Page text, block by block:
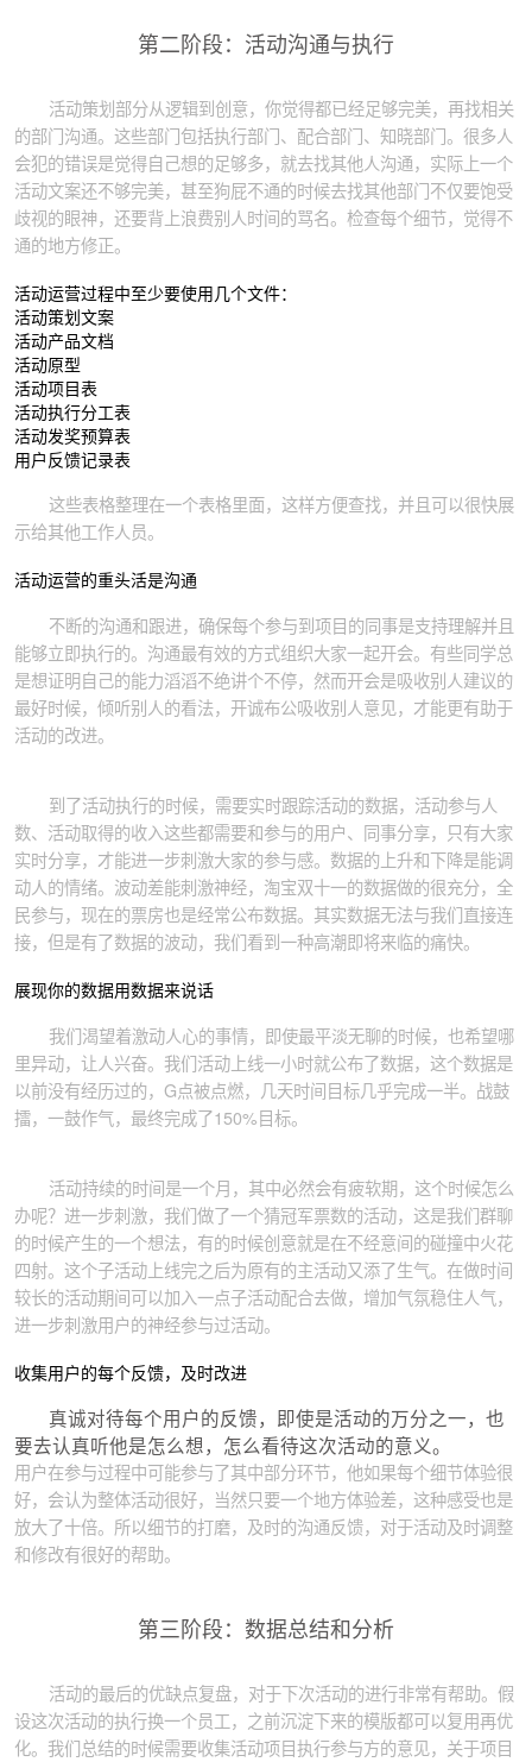
第二阶段：活动沟通与执行
活动策划部分从逻辑到创意，你觉得都已经足够完美，再找相关
的部门沟通。这些部门包括执行部门、配合部门、知晓部门。很多人
会犯的错误是觉得自己想的足够多，就去找其他人沟通，实际上一个
活动文案还不够完美，甚至狗屁不通的时候去找其他部门不仅要饱受
歧视的眼神，还要背上浪费别人时间的骂名。检查每个细节，觉得不
通的地方修正。
活动运营过程中至少要使用几个文件：
活动策划文案
活动产品文档
活动原型
活动项目表
活动执行分工表
活动发奖预算表
用户反馈记录表
这些表格整理在一个表格里面，这样方便查找，并且可以很快展
示给其他工作人员。
活动运营的重头活是沟通
不断的沟通和跟进，确保每个参与到项目的同事是支持理解并且
能够立即执行的。沟通最有效的方式组织大家一起开会。有些同学总
是想证明自己的能力滔滔不绝讲个不停，然而开会是吸收别人建议的
最好时候，倾听别人的看法，开诚布公吸收别人意见，才能更有助于
活动的改进。
到了活动执行的时候，需要实时跟踪活动的数据，活动参与人
数、活动取得的收入这些都需要和参与的用户、同事分享，只有大家
实时分享，才能进一步刺激大家的参与感。数据的上升和下降是能调
动人的情绪。波动差能刺激神经，淘宝双十一的数据做的很充分，全
民参与，现在的票房也是经常公布数据。其实数据无法与我们直接连
接，但是有了数据的波动，我们看到一种高潮即将来临的痛快。
展现你的数据用数据来说话
我们渴望着激动人心的事情，即使最平淡无聊的时候，也希望哪
里异动，让人兴奋。我们活动上线一小时就公布了数据，这个数据是
以前没有经历过的，G点被点燃，几天时间目标几乎完成一半。战鼓
擂，一鼓作气，最终完成了150%目标。
活动持续的时间是一个月，其中必然会有疲软期，这个时候怎么
办呢？进一步刺激，我们做了一个猜冠军票数的活动，这是我们群聊
的时候产生的一个想法，有的时候创意就是在不经意间的碰撞中火花
四射。这个子活动上线完之后为原有的主活动又添了生气。在做时间
较长的活动期间可以加入一点子活动配合去做，增加气氛稳住人气，
进一步刺激用户的神经参与过活动。
收集用户的每个反馈，及时改进
真诚对待每个用户的反馈，即使是活动的万分之一，也
要去认真听他是怎么想，怎么看待这次活动的意义。
用户在参与过程中可能参与了其中部分环节，他如果每个细节体验很
好，会认为整体活动很好，当然只要一个地方体验差，这种感受也是
放大了十倍。所以细节的打磨，及时的沟通反馈，对于活动及时调整
和修改有很好的帮助。
第三阶段：数据总结和分析
活动的最后的优缺点复盘，对于下次活动的进行非常有帮助。假
设这次活动的执行换一个员工，之前沉淀下来的模版都可以复用再优
化。我们总结的时候需要收集活动项目执行参与方的意见，关于项目